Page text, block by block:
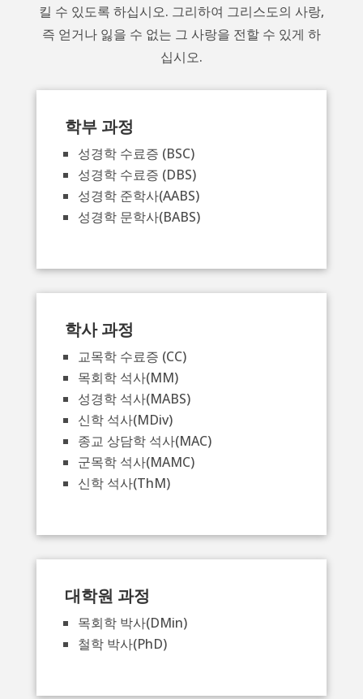
킬 수 있도록 하십시오. 그리하여 그리스도의 사랑,
즉 얻거나 잃을 수 없는 그 사랑을 전할 수 있게 하
십시오.
학부 과정
성경학 수료증 (BSC)
성경학 수료증 (DBS)
성경학 준학사(AABS)
성경학 문학사(BABS)
학사 과정
교목학 수료증 (CC)
목회학 석사(MM)
성경학 석사(MABS)
신학 석사(MDiv)
종교 상담학 석사(MAC)
군목학 석사(MAMC)
신학 석사(ThM)
대학원 과정
목회학 박사(DMin)
철학 박사(PhD)